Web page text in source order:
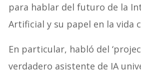
para hablar del futuro de la
Artificial y su papel en la vida
En particular, habló del
verdadero asistente de IA